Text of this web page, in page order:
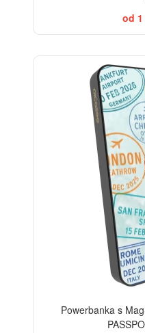
od 1
Powerbanka s